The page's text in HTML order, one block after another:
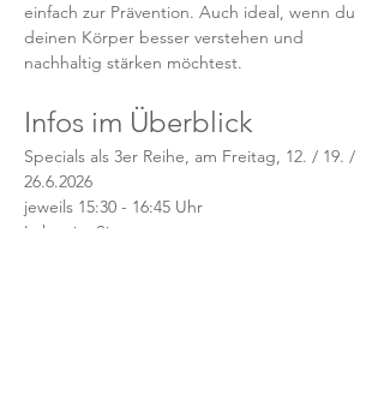
einfach zur Prävention. Auch ideal, wenn du
deinen Körper besser verstehen und
nachhaltig stärken möchtest.
Infos im Überblick
Specials als 3er Reihe, am Freitag, 12. / 19. /
26.6.2026
jeweils 15:30 - 16:45 Uhr
Lehrerin: Simone